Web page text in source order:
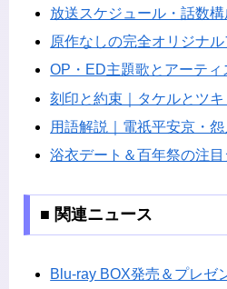
放送スケジュール・話数
原作なしの完全オリジナ
OP・ED主題歌とアーティ
刻印と約束｜タケルとツ
用語解説｜電祇平安京・
浴衣デート＆百年祭の注
■ 関連ニュース
Blu-ray BOX発売＆プレゼ